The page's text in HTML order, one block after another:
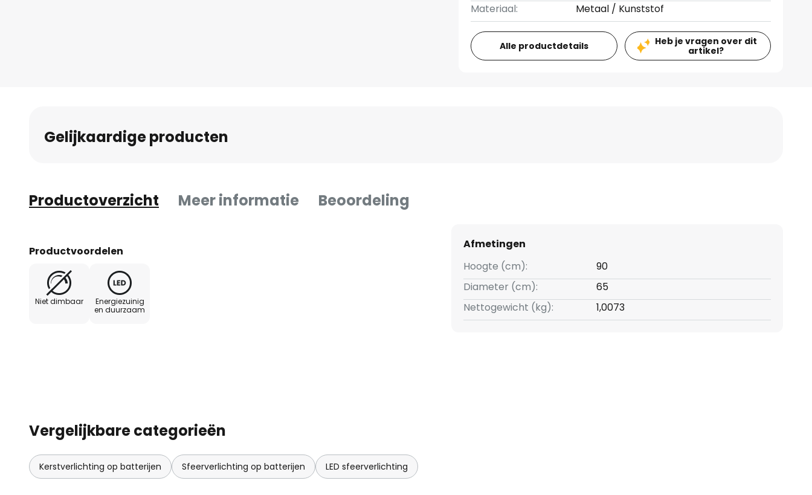
Materiaal:
Metaal / Kunststof
Alle productdetails
Heb je vragen over dit
artikel?
Gelijkaardige producten
Productoverzicht Meer informatie Beoordeling
Productvoordelen
Niet dimbaar
Energiezuinig
en duurzaam
Afmetingen
Hoogte (cm):
90
Diameter (cm):
65
Nettogewicht (kg):
1,0073
Vergelijkbare categorieën
Kerstverlichting op batterijen Sfeerverlichting op batterijen LED sfeerverlichting